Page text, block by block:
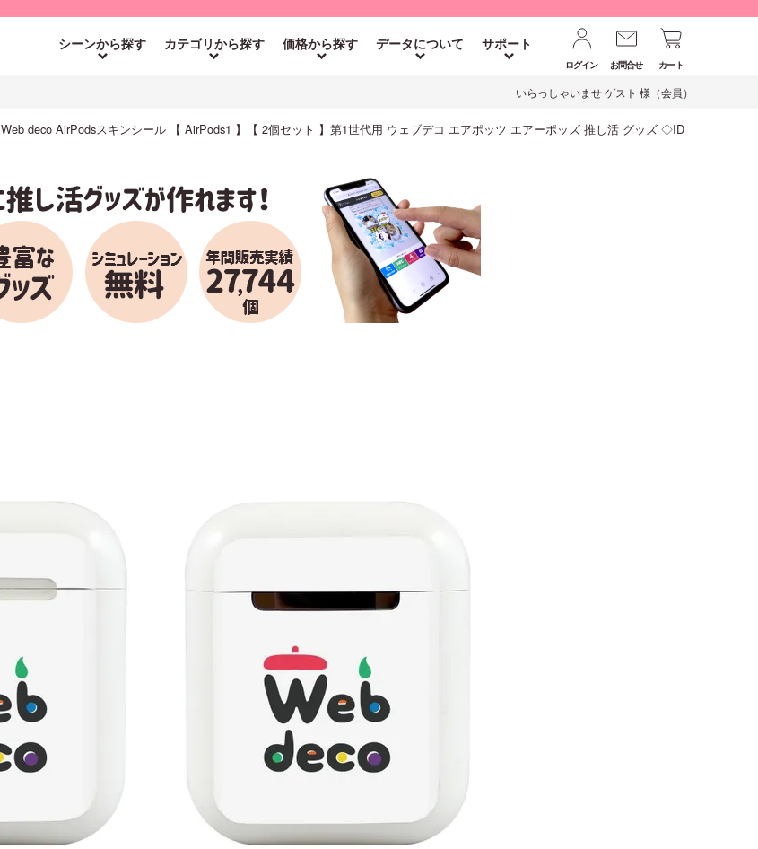
シーンから探す カテゴリから探す 価格から探す データについて サポート
ログイン お問合せ カート
いらっしゃいませ ゲスト 様（会員）
Web deco AirPodsスキンシール 【 AirPods1 】【 2個セット 】第1世代用 ウェブデコ エアポッツ エアーポッズ 推し活 グッズ ◇ID